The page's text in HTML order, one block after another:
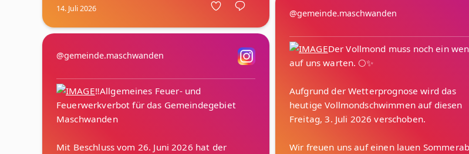
14. Juli 2026 @gemeinde.maschwanden
Der Vollmond muss noch ein
auf uns warten. 🌕✨
Aufgrund der Wetterprognose wird das
heutige Vollmondschwimmen auf diesen
Freitag, 3. Juli 2026 verschoben.
Wir freuen uns auf einen lauen
@gemeinde.maschwanden
‼️Allgemeines Feuer- und
Feuerwerkverbot für das Gemeindegebiet
Maschwanden
Mit Beschluss vom 26. Juni 2026 hat der